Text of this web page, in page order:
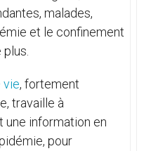
malades,
et le confinement
vie, fortement
travaille à
une information en
pour